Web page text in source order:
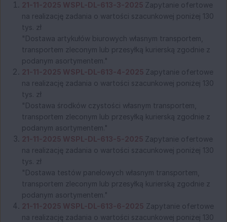
Zapytanie ofertowe
na realizację zadania o wartości szacunkowej poniżej 130
tys. zł
"Dostawa artykułów biurowych własnym transportem,
transportem zleconym lub przesyłką kurierską zgodnie z
podanym asortymentem."
Zapytanie ofertowe
na realizację zadania o wartości szacunkowej poniżej 130
tys. zł
"Dostawa środków czystości własnym transportem,
transportem zleconym lub przesyłką kurierską zgodnie z
podanym asortymentem."
Zapytanie ofertowe
na realizację zadania o wartości szacunkowej poniżej 130
tys. zł
"Dostawa testów panelowych własnym transportem,
transportem zleconym lub przesyłką kurierską zgodnie z
podanym asortymentem."
Zapytanie ofertowe
na realizację zadania o wartości szacunkowej poniżej 130